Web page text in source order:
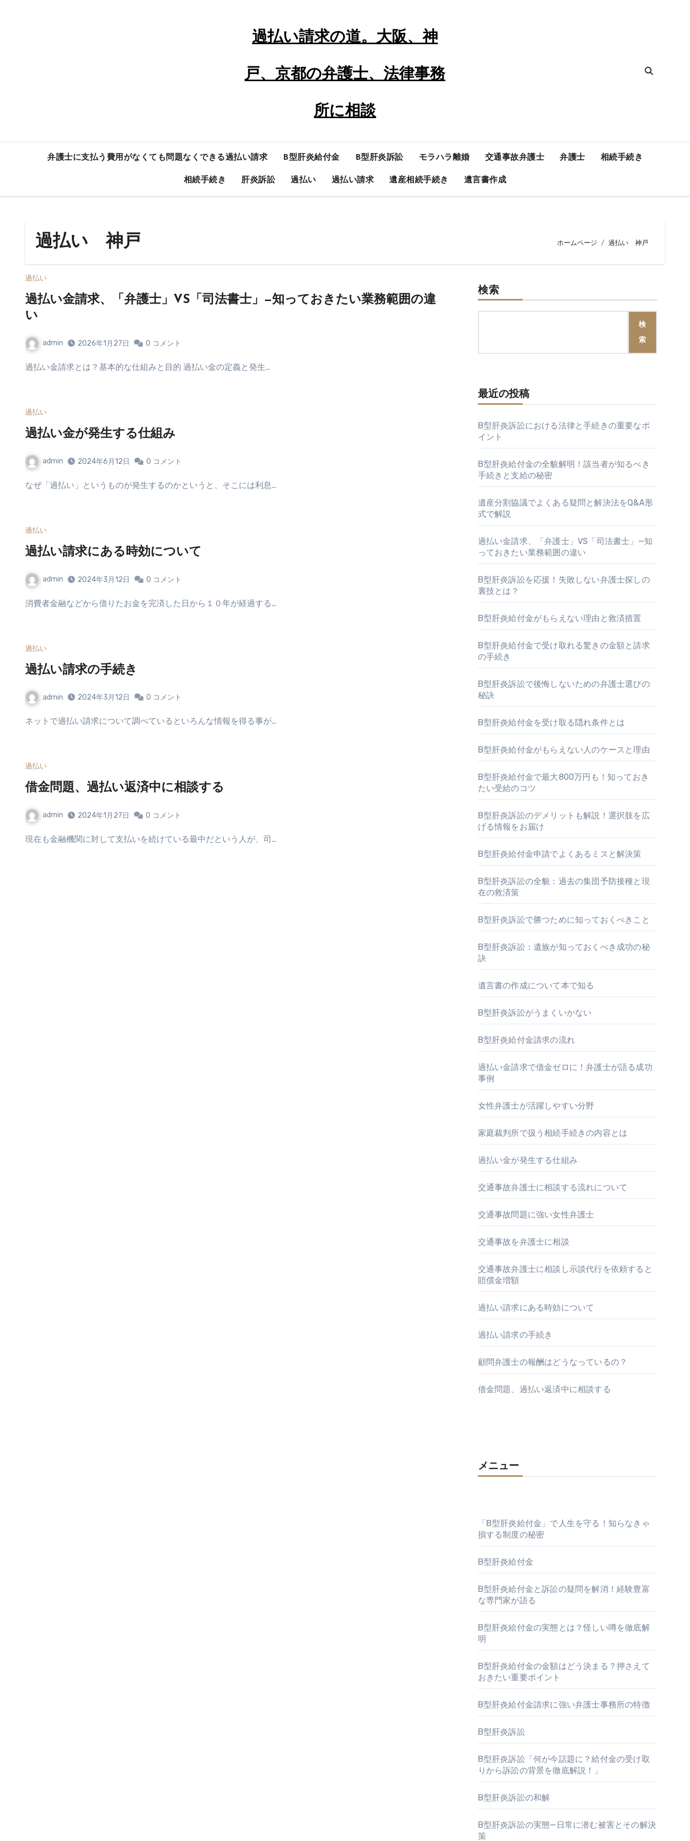
過払い請求の道。大阪、神
戸、京都の弁護士、法律事務
所に相談
弁護士に支払う費用がなくても問題なくできる過払い請求 B型肝炎給付金 B型肝炎訴訟 モラハラ離婚 交通事故弁護士 弁護士 相続手続き
相続手続き 肝炎訴訟 過払い 過払い請求 遺産相続手続き 遺言書作成
過払い 神戸 ホームページ 過払い 神戸
過払い
過払い金請求、「弁護士」VS「司法書士」—知っておきたい業務範囲の違
い
admin 2026年1月27日 0 コメント
過払い金請求とは？基本的な仕組みと目的 過払い金の定義と発生…
過払い
過払い金が発生する仕組み
admin 2024年6月12日 0 コメント
なぜ「過払い」というものが発生するのかというと、そこには利息…
過払い
過払い請求にある時効について
admin 2024年3月12日 0 コメント
消費者金融などから借りたお金を完済した日から１０年が経過する…
過払い
過払い請求の手続き
admin 2024年3月12日 0 コメント
ネットで過払い請求について調べているといろんな情報を得る事が…
過払い
借金問題、過払い返済中に相談する
admin 2024年1月27日 0 コメント
現在も金融機関に対して支払いを続けている最中だという人が、司…
検索
検
索
最近の投稿
B型肝炎訴訟における法律と手続きの重要なポ
イント
B型肝炎給付金の全貌解明！該当者が知るべき
手続きと支給の秘密
遺産分割協議でよくある疑問と解決法をQ&A形
式で解説
過払い金請求、「弁護士」VS「司法書士」—知
っておきたい業務範囲の違い
B型肝炎訴訟を応援！失敗しない弁護士探しの
裏技とは？
B型肝炎給付金がもらえない理由と救済措置
B型肝炎給付金で受け取れる驚きの金額と請求
の手続き
B型肝炎訴訟で後悔しないための弁護士選びの
秘訣
B型肝炎給付金を受け取る隠れ条件とは
B型肝炎給付金がもらえない人のケースと理由
B型肝炎給付金で最大800万円も！知っておき
たい受給のコツ
B型肝炎訴訟のデメリットも解説！選択肢を広
げる情報をお届け
B型肝炎給付金申請でよくあるミスと解決策
B型肝炎訴訟の全貌：過去の集団予防接種と現
在の救済策
B型肝炎訴訟で勝つために知っておくべきこと
B型肝炎訴訟：遺族が知っておくべき成功の秘
訣
遺言書の作成について本で知る
B型肝炎訴訟がうまくいかない
B型肝炎給付金請求の流れ
過払い金請求で借金ゼロに！弁護士が語る成功
事例
女性弁護士が活躍しやすい分野
家庭裁判所で扱う相続手続きの内容とは
過払い金が発生する仕組み
交通事故弁護士に相談する流れについて
交通事故問題に強い女性弁護士
交通事故を弁護士に相談
交通事故弁護士に相談し示談代行を依頼すると
賠償金増額
過払い請求にある時効について
過払い請求の手続き
顧問弁護士の報酬はどうなっているの？
借金問題、過払い返済中に相談する
メニュー
「B型肝炎給付金」で人生を守る！知らなきゃ
損する制度の秘密
B型肝炎給付金
B型肝炎給付金と訴訟の疑問を解消！経験豊富
な専門家が語る
B型肝炎給付金の実態とは？怪しい噂を徹底解
明
B型肝炎給付金の金額はどう決まる？押さえて
おきたい重要ポイント
B型肝炎給付金請求に強い弁護士事務所の特徴
B型肝炎訴訟
B型肝炎訴訟「何が今話題に？給付金の受け取
りから訴訟の背景を徹底解説！」
B型肝炎訴訟の和解
B型肝炎訴訟の実態—日常に潜む被害とその解決
策